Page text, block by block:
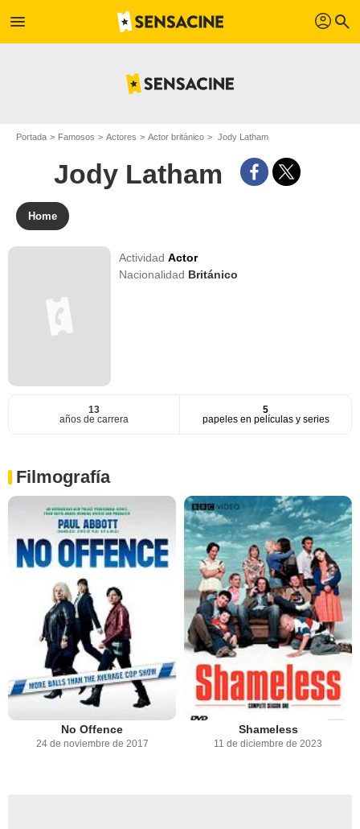
menu profil search
Portada Famosos Actores Actor británico Jody Latham
Jody Latham
Home
ActividadActor
Nacionalidad Británico
13
años de carrera
5
papeles en películas y series
Filmografía
No Offence
24 de noviembre de 2017
Shameless
11 de diciembre de 2023